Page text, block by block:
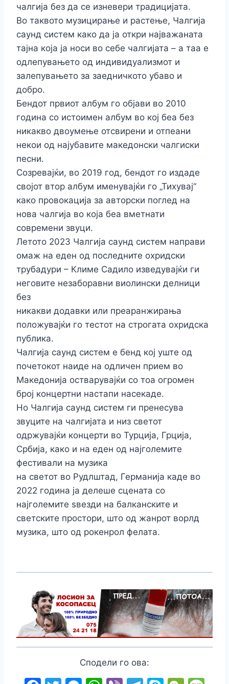
чалгија без да се изневери традицијата.
Во таквото музицирање и растење, Чалгија
саунд систем како да ја откри најважаната
тајна која ја носи во себе чалгијата – а таа е
одлепувањето од индивидуализмот и
залепувањето за заедничкото убаво и
добро.
Бендот првиот албум го објави во 2010
година со истоимен албум во кој беа без
никакво двоумење отсвирени и отпеaни
некои од најубавите македонски чалгиски
песни.
Созревајќи, во 2019 год, бендот го издаде
својот втор албум именувајќи го „Тихувај“
како провокација за авторски поглед на
нова чалгија во која беа вметнати
современи звуци.
Летото 2023 Чалгија саунд систем направи
омаж на еден од последните охридски
трубадури – Климе Садило изведувајќи ги
неговите незаборавни виолински делници
без
никакви додавки или преаранжирања
положувајќи го тестот на строгата охридска
публика.
Чалгија саунд систем е бенд кој уште од
почетокот наиде на одличен прием во
Македонија остварувајќи со тоа огромен
број концертни настапи насекаде.
Но Чалгија саунд систем ги пренесува
звуците на чалгијата и низ светот
одржувајќи концерти во Турција, Грција,
Србија, како и на еден од најголемите
фестивали на музика
на светот во Рудлштад, Германија каде во
2022 година ја делеше сцената со
најголемите ѕвезди на балканските и
светските простори, што од жанрот ворлд
музика, што од рокенрол фелата.
Сподели го ова: